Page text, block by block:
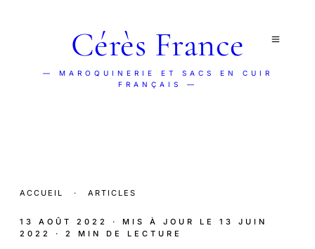
Cérès France
— MAROQUINERIE ET SACS EN CUIR
FRANÇAIS —
ACCUEIL · ARTICLES
13 AOÛT 2022 · MIS À JOUR LE 13 JUIN
2022
· 2 MIN DE LECTURE